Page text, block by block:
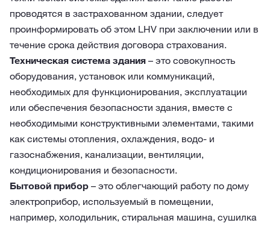
проводятся в застрахованном здании, следует
проинформировать об этом LHV при заключении или в
течение срока действия договора страхования.
Техническая система здания – это совокупность
оборудования, установок или коммуникаций,
необходимых для функционирования, эксплуатации
или обеспечения безопасности здания, вместе с
необходимыми конструктивными элементами, такими
как системы отопления, охлаждения, водо- и
газоснабжения, канализации, вентиляции,
кондиционирования и безопасности.
Бытовой прибор – это облегчающий работу по дому
электроприбор, используемый в помещении,
например, холодильник, стиральная машина, сушилка